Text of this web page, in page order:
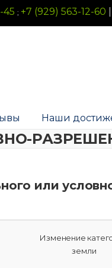
45 ; +7 (929) 563-12-60
Наши
или
Изменение
земли